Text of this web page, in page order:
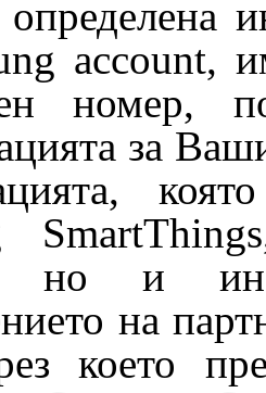
определена
account,
номер,
за
но и
на
което